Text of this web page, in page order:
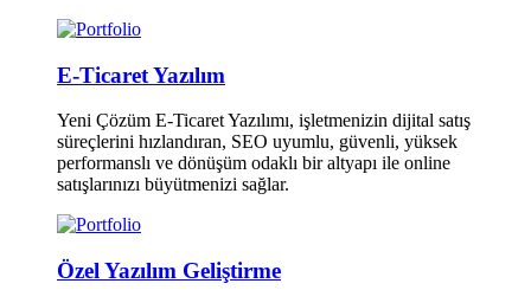
E-Ticaret Yazılım
Yeni Çözüm E-Ticaret Yazılımı, işletmenizin dijital satış
süreçlerini hızlandıran, SEO uyumlu, güvenli, yüksek
performanslı ve dönüşüm odaklı bir altyapı ile online
satışlarınızı büyütmenizi sağlar.
Özel Yazılım Geliştirme